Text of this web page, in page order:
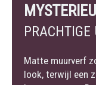
Matte muurverf
look, terwijl een